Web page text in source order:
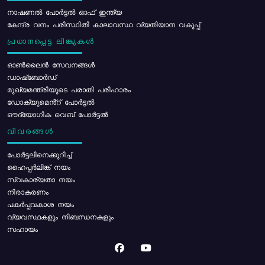
നാഷണൽ പോർട്ടൽ ഓഫ് ഇന്ത്യ
കേന്ദ്ര വനം പരിസ്ഥിതി കാലാവസ്ഥ വ്യതിയാന വകുപ്പ്
പ്രധാനപ്പെട്ട ലിങ്കുകൾ
ഓൺലൈൻ സേവനങ്ങൾ
ഡാഷ്ബോർഡ്
മുഖ്യമന്ത്രിയുടെ പരാതി പരിഹാരം
ഡോക്യുമെൻ്റ് പോർട്ടൽ
ഔദ്യോഗിക വെബ് പോർട്ടൽ
വിവരങ്ങൾ
പോര്‍ട്ടലിനെക്കുറിച്ച്
ഹൈപ്പർലിങ്ക് നയം
സ്വകാര്യതാ നയം
നിരാകരണം
പകർപ്പവകാശ നയം
വ്യവസ്ഥകളും നിബന്ധനകളും
സഹായം